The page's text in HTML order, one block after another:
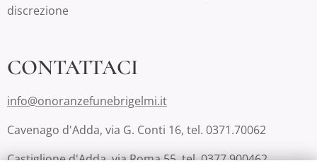
discrezione
CONTATTACI
info@onoranzefunebrigelmi.it
Cavenago d'Adda, via G. Conti 16, tel. 0371.70062
Castiglione d'Adda, via Roma 55, tel. 0377.900462